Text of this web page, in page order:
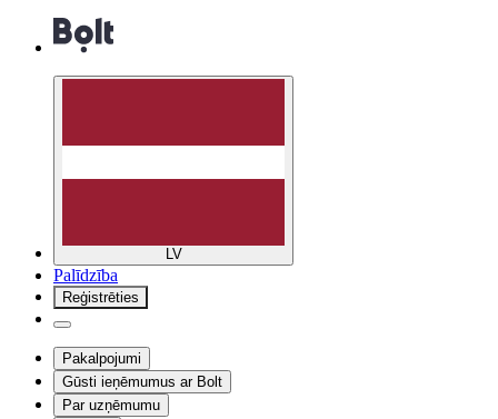
LV
Palīdzība
Reģistrēties
Pakalpojumi
Gūsti ieņēmumus ar Bolt
Par uzņēmumu